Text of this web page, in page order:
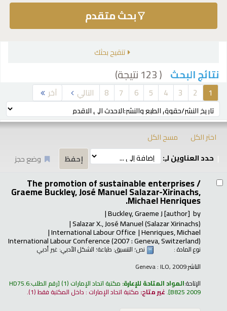
بحث متقدم
تنقيح بحثك
نتائج البحث ( 123 نتيجة)
1
2
3
4
5
6
7
8 التالي آخر
ترتيب بواسطة:
اختر الكل
مسح الكل
حدد العناوين لـِ:
وضع حجز
The promotion of sustainable enterprises /
Graeme Buckley, José Manuel Salazar-Xirinachs,
Michael Henriques.
by
Buckley, Graeme J[author]
Salazar X., José Manuel (Salazar Xirinachs)
Henriques, Michael
International Labour Office
International Labour Conference(2007 : Geneva, Switzerland)
نوع المادة : نص؛ التنسيق: طباعة؛ الشكل الأدبي: غير أدبي
الناشر:Geneva : ILO, 2009
الإتاحة:المواد المتاحة للإعارة: مكتبة اتحاد الإمارات (1) رقم الطلب:HD75.6
B825 2009
.غير متاح: مكتبة اتحاد الإمارات : داخل المكتبة فقط(1).